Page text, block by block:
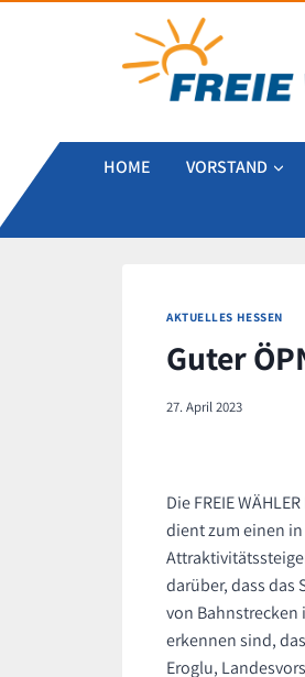
HOME VORSTAND
AKTUELLES HESSEN
Guter
27. April 2023
Die FREIE
dient zum einen
darüber, dass das
von Bahnstrecken
erkennen sind,
Eroglu,